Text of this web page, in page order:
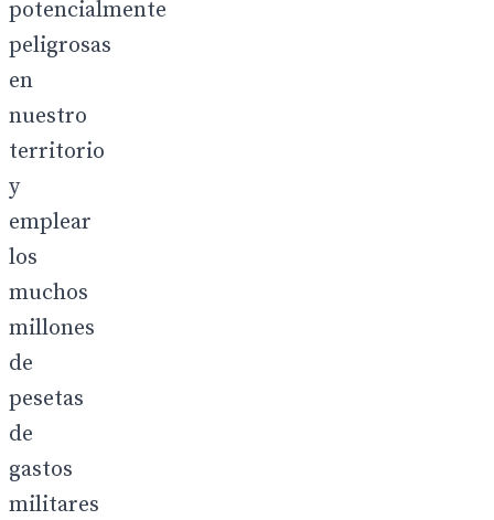
potencialmente
peligrosas
en
nuestro
territorio
y
emplear
los
muchos
millones
de
pesetas
de
gastos
militares